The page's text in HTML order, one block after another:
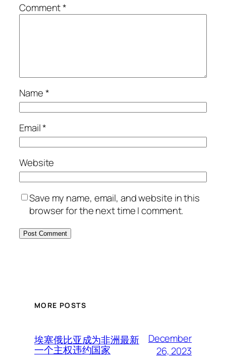
Comment*
Name*
Email*
Website
Save my name, email, and website in this
browser for the next time I comment.
MORE POSTS
埃塞俄比亚成为非洲最新
一个主权违约国家
December
26, 2023